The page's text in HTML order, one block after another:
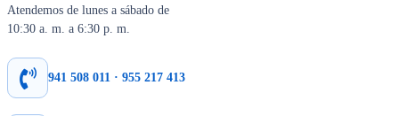
Atendemos de lunes a sábado de
10:30 a. m. a 6:30 p. m.
941 508 011 · 955 217 413